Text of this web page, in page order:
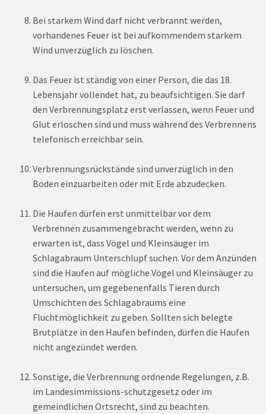
Bei starkem Wind darf nicht verbrannt werden,
vorhandenes Feuer ist bei aufkommendem starkem
Wind unverzüglich zu löschen.
Das Feuer ist ständig von einer Person, die das 18.
Lebensjahr vollendet hat, zu beaufsichtigen. Sie darf
den Verbrennungsplatz erst verlassen, wenn Feuer und
Glut erloschen sind und muss während des Verbrennens
telefonisch erreichbar sein.
Verbrennungsrückstände sind unverzüglich in den
Boden einzuarbeiten oder mit Erde abzudecken.
Die Haufen dürfen erst unmittelbar vor dem
Verbrennen zusammengebracht werden, wenn zu
erwarten ist, dass Vögel und Kleinsäuger im
Schlagabraum Unterschlupf suchen. Vor dem Anzünden
sind die Haufen auf mögliche Vögel und Kleinsäuger zu
untersuchen, um gegebenenfalls Tieren durch
Umschichten des Schlagabraums eine
Fluchtmöglichkeit zu geben. Sollten sich belegte
Brutplätze in den Haufen befinden, dürfen die Haufen
nicht angezündet werden.
Sonstige, die Verbrennung ordnende Regelungen, z.B.
im Landesimmissions-schutzgesetz oder im
gemeindlichen Ortsrecht, sind zu beachten.